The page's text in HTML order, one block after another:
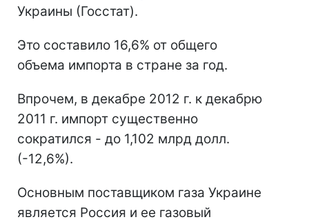
Украины (Госстат).
Это составило 16,6% от общего
объема импорта в стране за год.
Впрочем, в декабре 2012 г. к декабрю
2011 г. импорт существенно
сократился - до 1,102 млрд долл.
(-12,6%).
Основным поставщиком газа Украине
является Россия и ее газовый